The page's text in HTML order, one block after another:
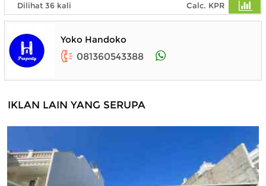
Dilihat 36 kali Calc. KPR
Yoko Handoko
081360543388
IKLAN LAIN YANG SERUPA